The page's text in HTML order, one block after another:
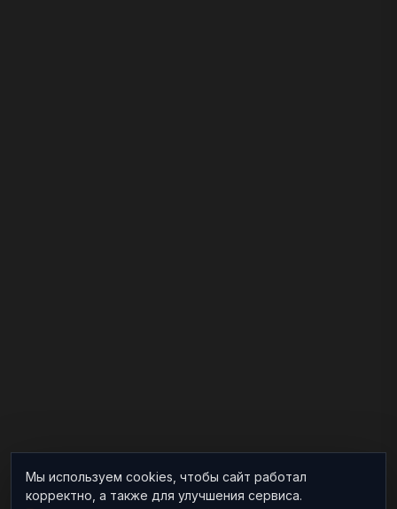
Мы используем cookies, чтобы сайт работал
корректно, а также для улучшения сервиса.